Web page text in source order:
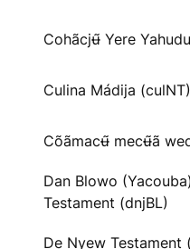
Cohãcjʉ̃ Yere
Culina Mádija (culNT)
Cõãmacʉ̃ mecʉ̃ã
Dan Blowo
Testament (dnjBL)
De Nyew Testament